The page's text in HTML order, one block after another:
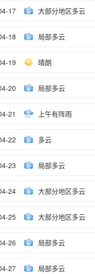
17 大部分地区多云
18 局部多云
19 晴朗
20 局部多云
21 上午有阵雨
22 多云
23 局部多云
24 大部分地区多云
25 大部分地区多云
26 局部多云
27 局部多云